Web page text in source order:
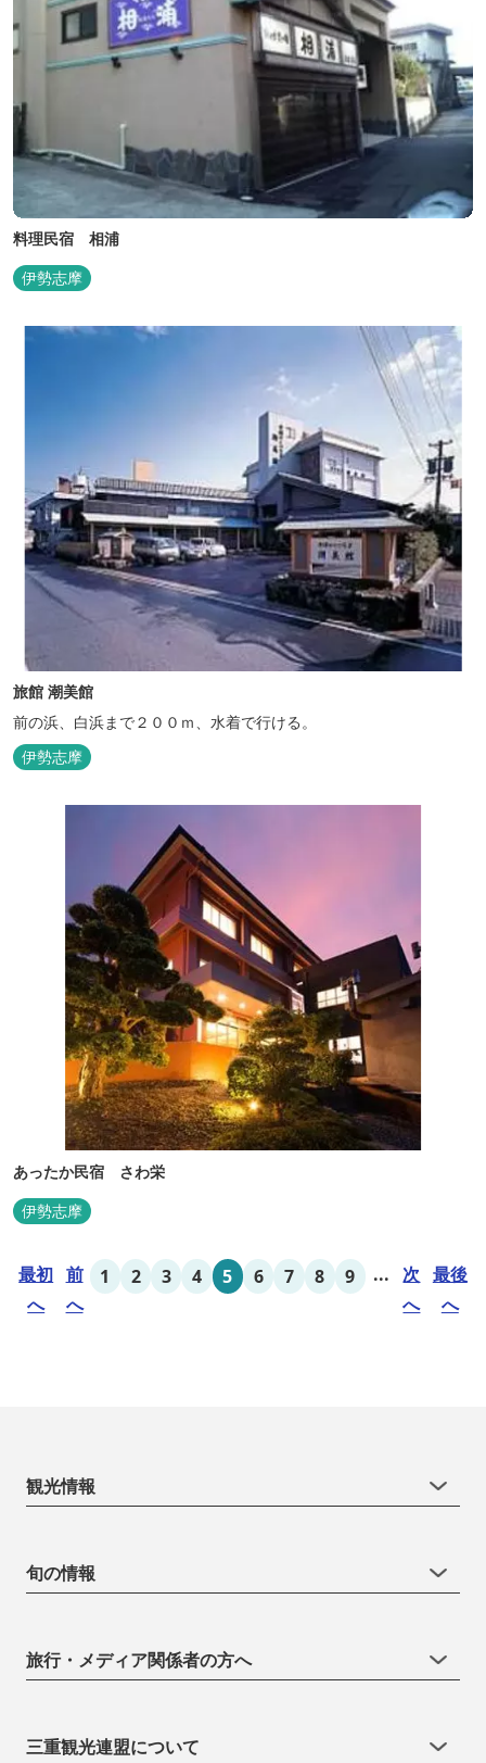
料理民宿 相浦
伊勢志摩
旅館 潮美館
前の浜、白浜まで２００ｍ、水着で行ける。
伊勢志摩
あったか民宿 さわ栄
伊勢志摩
最初
へ
前
へ
1 2 3 4 5 6 7 8 9 ...
次
へ
最後
へ
観光情報
旬の情報
旅行・メディア関係者の方へ
三重観光連盟について